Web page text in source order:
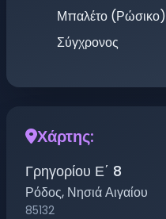
Μπαλέτο (Ρώσικο)
Σύγχρονος
Χάρτης:
Γρηγορίου Ε΄ 8
Ρόδος, Νησιά Αιγαίου
85132